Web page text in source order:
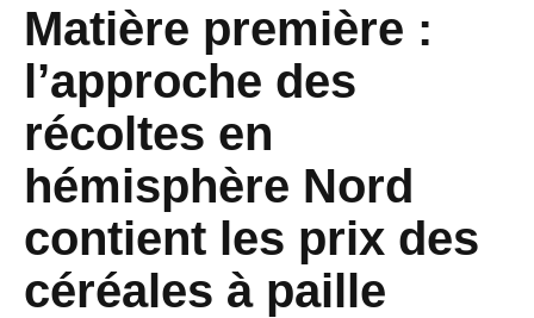
Matière première :
l’approche des
récoltes en
hémisphère Nord
contient les prix des
céréales à paille